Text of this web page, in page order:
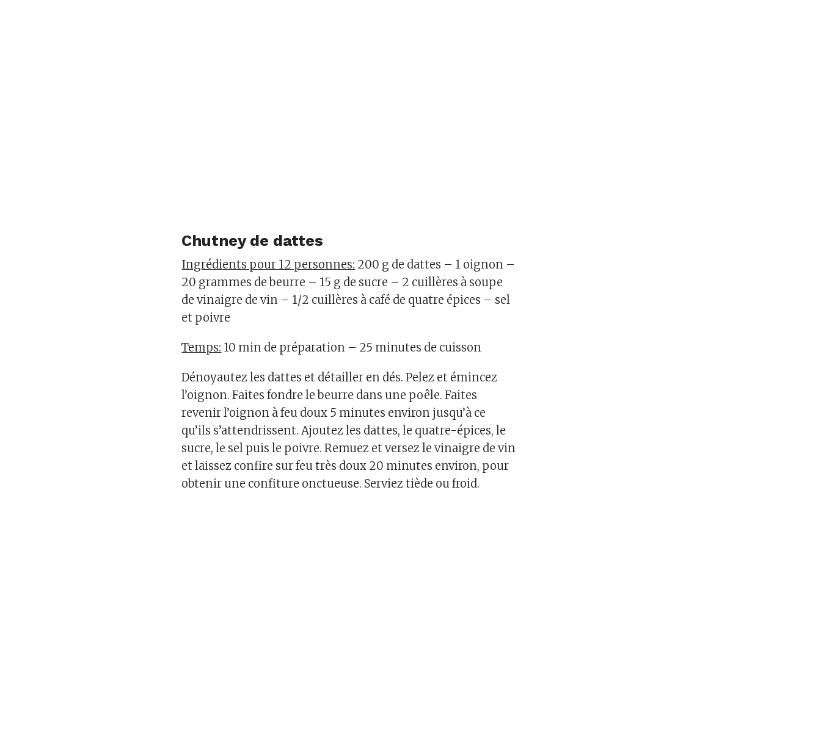
Chutney de dattes
Ingrédients pour 12 personnes: 200 g de dattes – 1 oignon –
20 grammes de beurre – 15 g de sucre – 2 cuillères à soupe
de vinaigre de vin – 1/2 cuillères à café de quatre épices – sel
et poivre
Temps: 10 min de préparation – 25 minutes de cuisson
Dénoyautez les dattes et détailler en dés. Pelez et émincez
l’oignon. Faites fondre le beurre dans une poêle. Faites
revenir l’oignon à feu doux 5 minutes environ jusqu’à ce
qu’ils s’attendrissent. Ajoutez les dattes, le quatre-épices, le
sucre, le sel puis le poivre. Remuez et versez le vinaigre de vin
et laissez confire sur feu très doux 20 minutes environ, pour
obtenir une confiture onctueuse. Serviez tiède ou froid.